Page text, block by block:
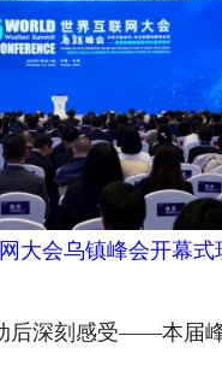
大会乌镇峰会开幕式
深刻感受——本届峰